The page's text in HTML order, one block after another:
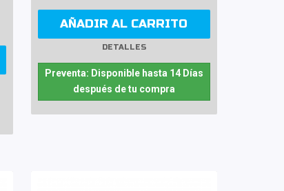
AÑADIR AL CARRITO
DETALLES
Preventa: Disponible hasta 14 Días
después de tu compra